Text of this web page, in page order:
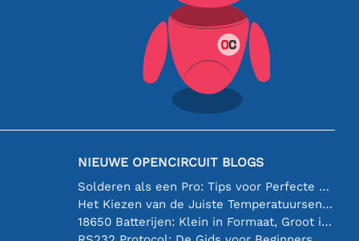
NIEUWE OPENCIRCUIT BLOGS
Solderen als een Pro: Tips voor Perfecte Elektronische Verbindingen
Het Kiezen van de Juiste Temperatuursensor [youtube]
18650 Batterijen: Klein in Formaat, Groot in Prestatie